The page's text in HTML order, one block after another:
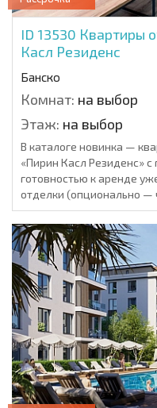
ID 13530 Квартиры
Касл Резиденс
Банско
Комнат: на выбор
Этаж: на выбор
В каталоге новинка —
«Пирин Касл Резиденс»
готовностью к аренде
отделки (опционально —